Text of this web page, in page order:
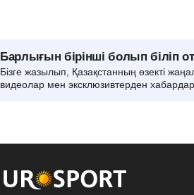
Барлығын бірінші болып біліп
Бізге жазылып, Қазақстанның өзекті
видеолар мен эксклюзивтерден